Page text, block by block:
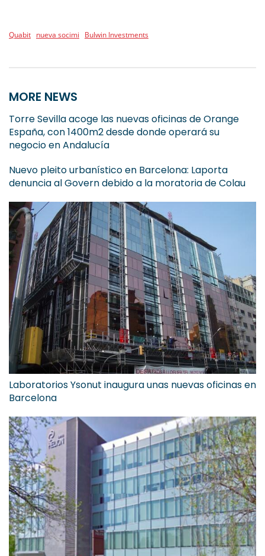
Quabit nueva socimi Bulwin Investments
MORE NEWS
Torre Sevilla acoge las nuevas oficinas de Orange
España, con 1400m2 desde donde operará su
negocio en Andalucía
Nuevo pleito urbanístico en Barcelona: Laporta
denuncia al Govern debido a la moratoria de Colau
Laboratorios Ysonut inaugura unas nuevas oficinas en
Barcelona